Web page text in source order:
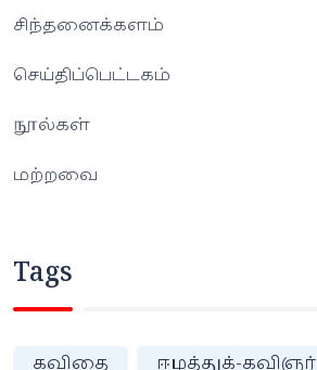
சிந்தனைக்களம்
செய்திப்பெட்டகம்
நூல்கள்
மற்றவை
Tags
கவிதை
ஈழத்துக்-கவிஞர்